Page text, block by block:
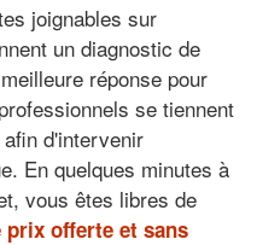
joignables sur
un diagnostic de
réponse pour
se tiennent
d'intervenir
En quelques minutes à
vous êtes libres de
prix offerte et sans